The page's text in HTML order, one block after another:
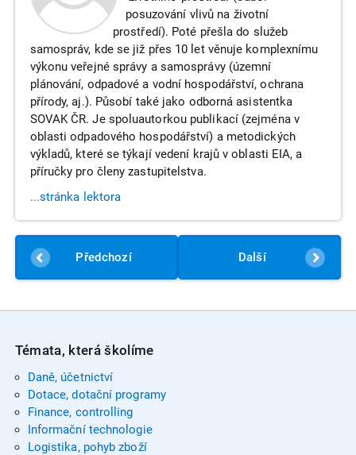
posuzování vlivů na životní
prostředí). Poté přešla do služeb
samospráv, kde se již přes 10 let věnuje komplexnímu
výkonu veřejné správy a samosprávy (územní
plánování, odpadové a vodní hospodářství, ochrana
přírody, aj.). Působí také jako odborná asistentka
SOVAK ČR. Je spoluautorkou publikací (zejména v
oblasti odpadového hospodářství) a metodických
výkladů, které se týkají vedení krajů v oblasti EIA, a
příručky pro členy zastupitelstva.
...stránka lektora
Předchozí Další
Témata, která školíme
Daně, účetnictví
Dotace, dotační programy
Finance, controlling
Informační technologie
Logistika, pohyb zboží